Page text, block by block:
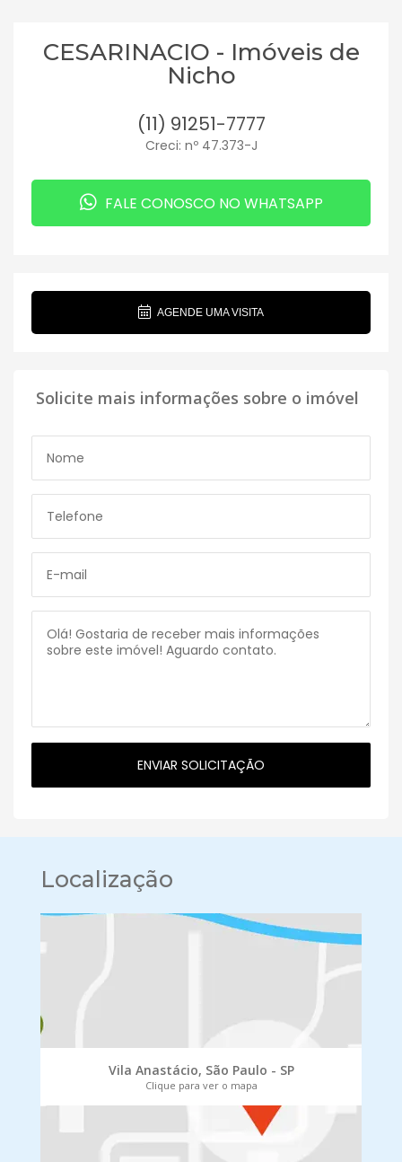
CESARINACIO - Imóveis de
Nicho
(11) 91251-7777
Creci: nº 47.373-J
FALE CONOSCO NO WHATSAPP
AGENDE UMA VISITA
Solicite mais informações sobre o imóvel
Localização
Vila Anastácio, São Paulo - SP
Clique para ver o mapa